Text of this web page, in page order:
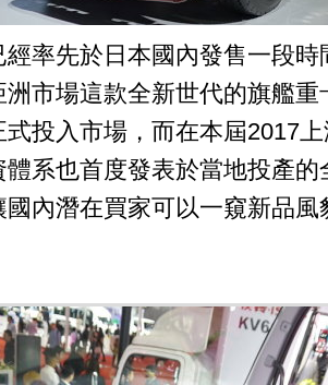
經率先於日本國內發售一段
市場這款全新世代的旗艦
投入市場，而在本屆2017
系也首度發表於當地投產
內潛在買家可以一窺新品風